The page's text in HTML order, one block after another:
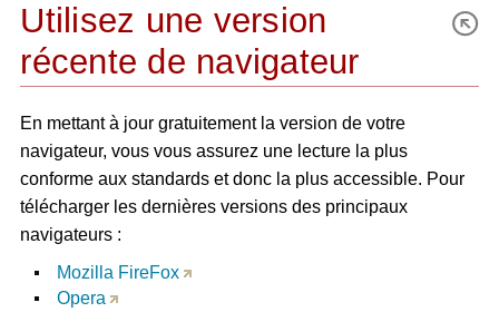
Utilisez une version
récente de navigateur
En mettant à jour gratuitement la version de votre
navigateur, vous vous assurez une lecture la plus
conforme aux standards et donc la plus accessible. Pour
télécharger les dernières versions des principaux
navigateurs :
Mozilla FireFox
Opera